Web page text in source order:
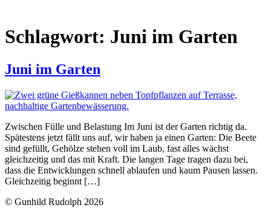
Schlagwort: Juni im Garten
Juni im Garten
Zwischen Fülle und Belastung Im Juni ist der Garten richtig da.
Spätestens jetzt fällt uns auf, wir haben ja einen Garten: Die Beete
sind gefüllt, Gehölze stehen voll im Laub, fast alles wächst
gleichzeitig und das mit Kraft. Die langen Tage tragen dazu bei,
dass die Entwicklungen schnell ablaufen und kaum Pausen lassen.
Gleichzeitig beginnt […]
© Gunhild Rudolph 2026